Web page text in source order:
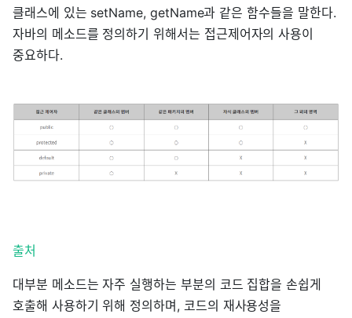
클래스에 있는 setName, getName과 같은 함수들을 말한다.
자바의 메소드를 정의하기 위해서는 접근제어자의 사용이
중요하다.
출처
대부분 메소드는 자주 실행하는 부분의 코드 집합을 손쉽게
호출해 사용하기 위해 정의하며, 코드의 재사용성을